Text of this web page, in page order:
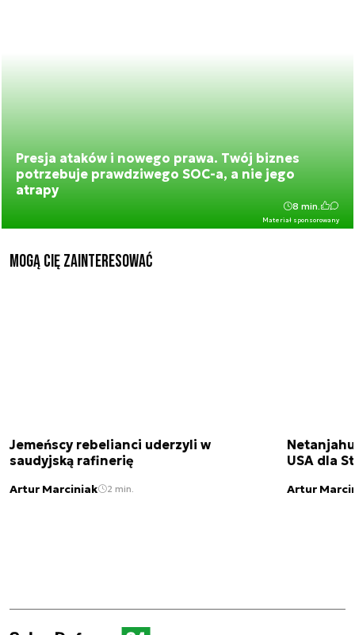
Presja ataków i nowego prawa. Twój biznes
potrzebuje prawdziwego SOC-a, a nie jego
atrapy
Materiał sponsorowany
8 min.
Mogą Cię zainteresować
Jemeńscy rebelianci uderzyli w
saudyjską rafinerię
Artur Marciniak 2 min.
USA dla
Artur